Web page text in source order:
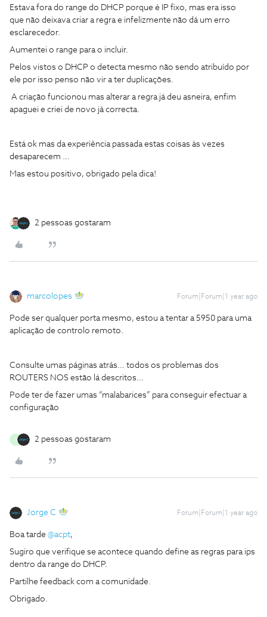
Estava fora do range do DHCP porque é IP fixo, mas era isso
que não deixava criar a regra e infelizmente não dá um erro
esclarecedor.
Aumentei o range para o incluir.
Pelos vistos o DHCP o detecta mesmo não sendo atribuído por
ele por isso penso não vir a ter duplicações.
A criação funcionou mas alterar a regra já deu asneira, enfim
apaguei e criei de novo já correcta.
Está ok mas da experiência passada estas coisas às vezes
desaparecem …
Mas estou positivo, obrigado pela dica!
2 pessoas gostaram
marcolopes Forum|Forum|1 year ago
Pode ser qualquer porta mesmo, estou a tentar a 5950 para uma
aplicação de controlo remoto.
Consulte umas páginas atrás… todos os problemas dos
ROUTERS NOS estão lá descritos…
Pode ter de fazer umas “malabarices” para conseguir efectuar a
configuração
A 2 pessoas gostaram
Jorge C Forum|Forum|1 year ago
Boa tarde @acpt,
Sugiro que verifique se acontece quando define as regras para ips
dentro da range do DHCP.
Partilhe feedback com a comunidade.
Obrigado.